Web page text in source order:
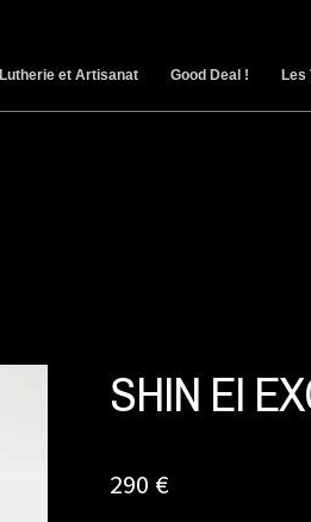
Lutherie et Artisanat Good Deal ! Les
SHIN EI
290 €